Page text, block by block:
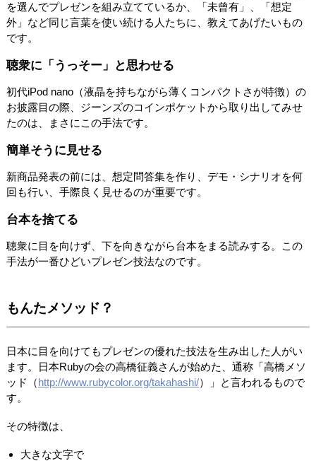
を選んでプレゼンを組み立てているか、「未曾有」、「想定
外」など同じ言葉を使い続ける人たちに、教えてあげたいもの
です。
聴衆に「うっそー」と思わせる
初代iPod nano（液晶を持ちながら薄くコンパクトさが特徴）の
お披露目の際、ジーンズのコインポケットから取り出してみせ
たのは、まさにこの手法です。
簡単そうに見せる
新商品発表の前には、想定問答集を作り、デモ・シナリオを何
回も行い、手際良く見せるのが重要です。
台本を捨てる
聴衆に目を向けず、下を向きながら台本をまる読みする。この
手法が一番ひどいプレゼン技法なのです。
もんたメソッド？
日本に目を向けてもプレゼンの優れた技法を生み出した人がい
ます。日本Rubyの会の高橋征義さんが始めた、通称「高橋メソ
ッド（http://www.rubycolor.org/takahashi/）」と言われるもので
す。
その特徴は、
大きな文字で